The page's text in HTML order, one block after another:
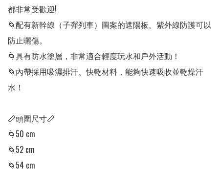
都非常受歡迎!
🌀配有新幹線（子彈列車）圖案的遮陽板。紫外線防護可以
防止曬傷。
🌀具有防水塗層，非常適合輕度玩水和戶外活動！
🌀內帶採用吸濕排汗、快乾材料，能夠快速吸收並乾燥汗
水！
📏頭圍尺寸📏
🌀50 cm
🌀52 cm
🌀54 cm